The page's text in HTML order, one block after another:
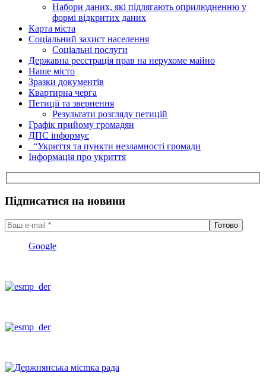
Набори даних, які підлягають оприлюдненню у
формі відкритих даних
Карта міста
Соціальний захист населення
Соціальні послуги
Державна реєстрація прав на нерухоме майно
Наше місто
Зразки документів
Квартирна черга
Петиції та звернення
Результати розгляду петицій
Графік прийому громадян
ДПС інформує
“Укриття та пункти незламності громади
Інформація про укриття
Підписатися на новини
Google